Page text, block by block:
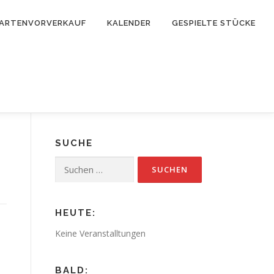
KALENDER GESPIELTE STÜCKE
SUCHE
nach:
HEUTE:
Keine Veranstalltungen
BALD: